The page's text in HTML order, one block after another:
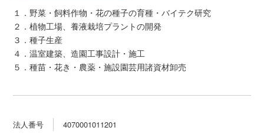
１．野菜・飼料作物・花の種子の育種・バイテク研究
２．植物工場、養液栽培プラントの開発
３．種子生産
４．温室建築、造園工事設計・施工
５．種苗・花き・農薬・施設園芸用諸資材卸売
法人番号 4070001011201